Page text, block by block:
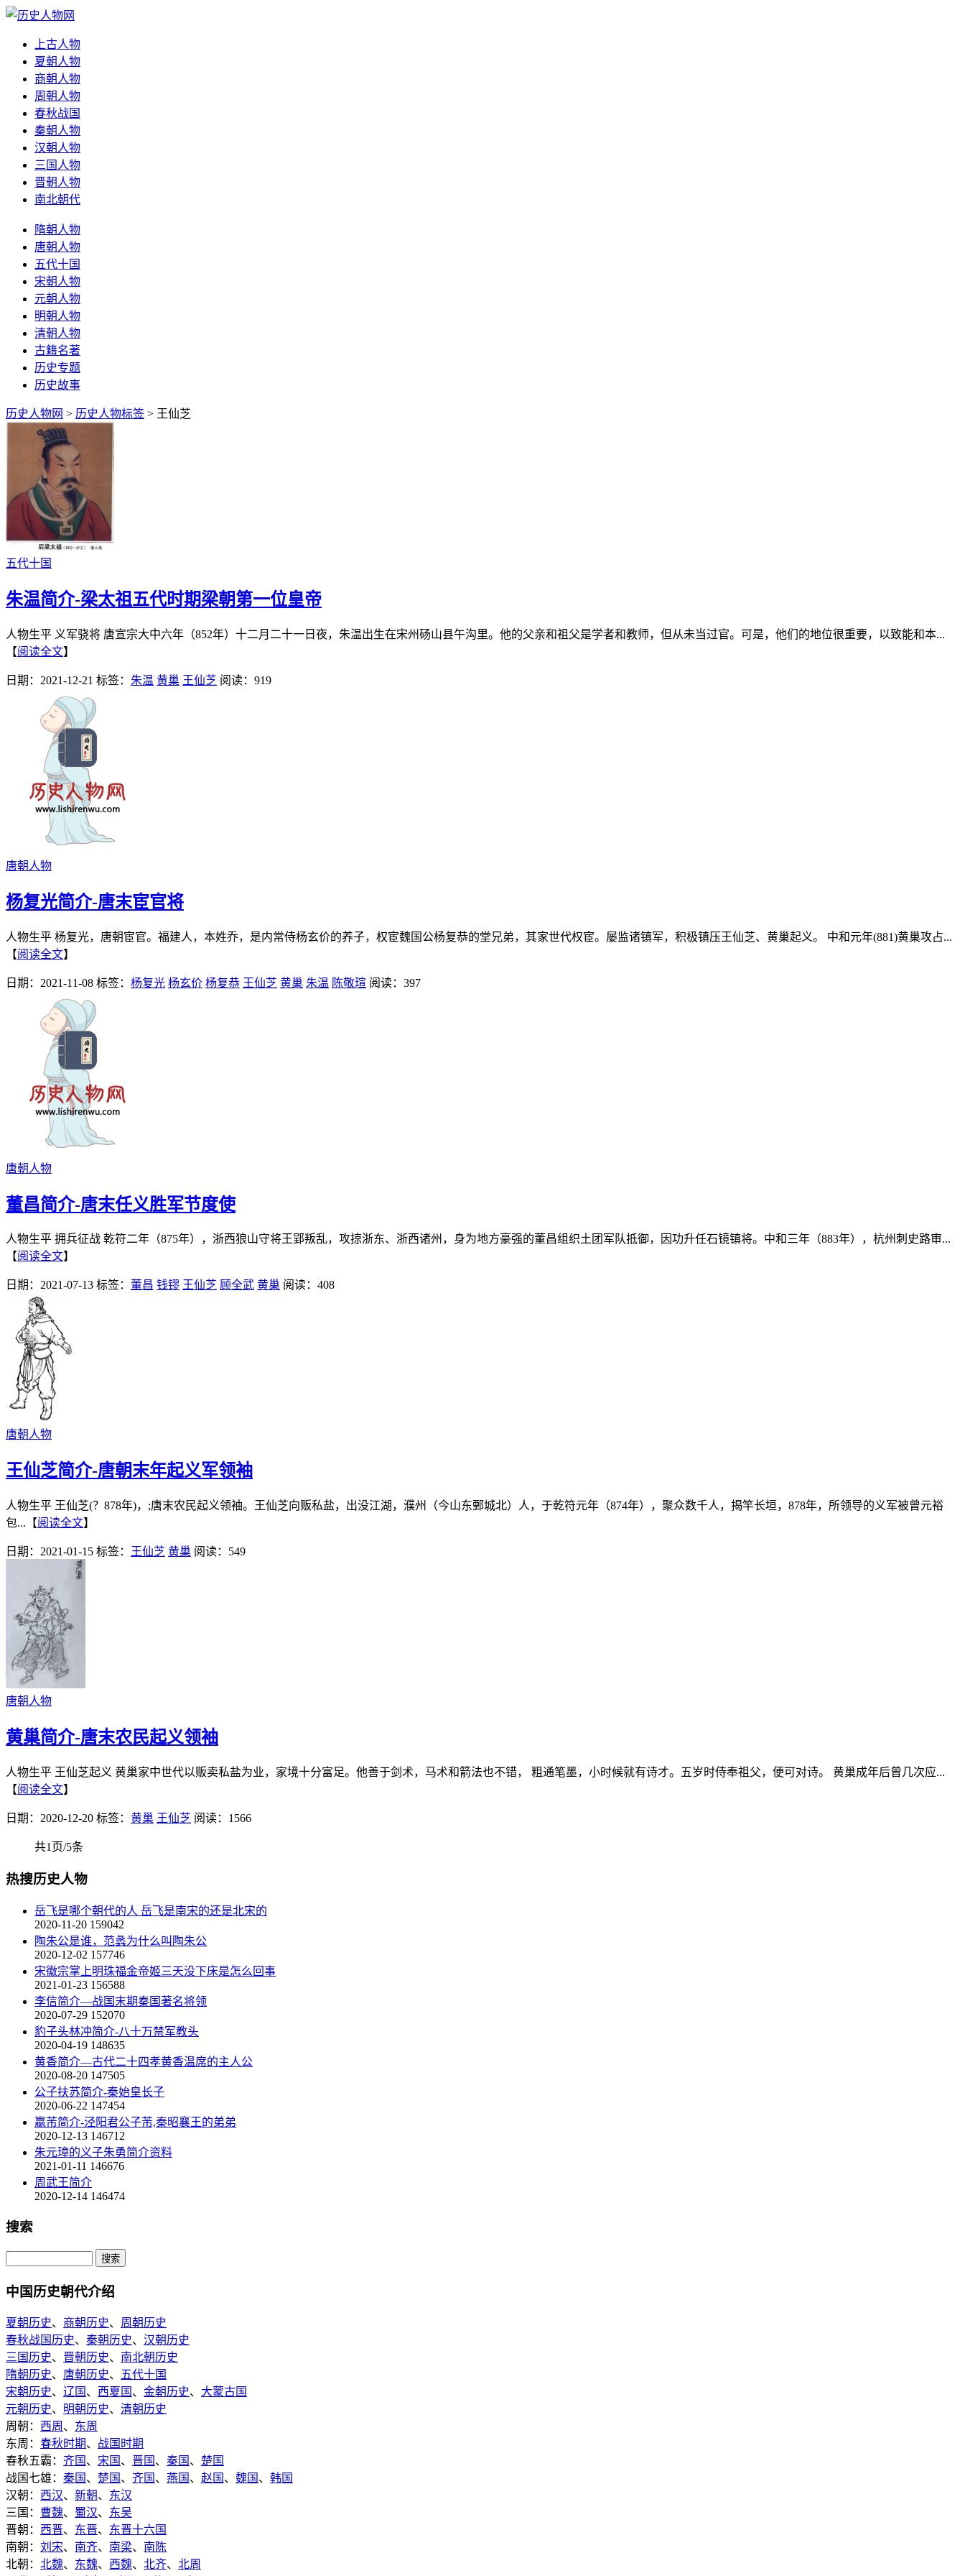
上古人物
夏朝人物
商朝人物
周朝人物
春秋战国
秦朝人物
汉朝人物
三国人物
晋朝人物
南北朝代
隋朝人物
唐朝人物
五代十国
宋朝人物
元朝人物
明朝人物
清朝人物
古籍名著
历史专题
历史故事
历史人物网 > 历史人物标签 > 王仙芝
五代十国
朱温简介-梁太祖五代时期梁朝第一位皇帝
人物生平 义军骁将 唐宣宗大中六年（852年）十二月二十一日夜，朱温出生在宋州砀山县午沟里。他的父亲和祖父是学者和教师，但从未当过官。可是，他们的地位很重要，以致能和本...
【阅读全文】
日期：2021-12-21 标签： 朱温 黄巢 王仙芝 阅读：919
唐朝人物
杨复光简介-唐末宦官将
人物生平 杨复光，唐朝宦官。福建人，本姓乔，是内常侍杨玄价的养子，权宦魏国公杨复恭的堂兄弟，其家世代权宦。屡监诸镇军，积极镇压王仙芝、黄巢起义。 中和元年(881)黄巢攻占...
【阅读全文】
日期：2021-11-08 标签： 杨复光 杨玄价 杨复恭 王仙芝 黄巢 朱温 陈敬瑄 阅读：397
唐朝人物
董昌简介-唐末任义胜军节度使
人物生平 拥兵征战 乾符二年（875年），浙西狼山守将王郢叛乱，攻掠浙东、浙西诸州，身为地方豪强的董昌组织土团军队抵御，因功升任石镜镇将。中和三年（883年），杭州刺史路审...
【阅读全文】
日期：2021-07-13 标签： 董昌 钱镠 王仙芝 顾全武 黄巢 阅读：408
唐朝人物
王仙芝简介-唐朝末年起义军领袖
人物生平 王仙芝(？878年)，;唐末农民起义领袖。王仙芝向贩私盐，出没江湖，濮州（今山东鄄城北）人，于乾符元年（874年），聚众数千人，揭竿长垣，878年，所领导的义军被曾元裕
包...【阅读全文】
日期：2021-01-15 标签： 王仙芝 黄巢 阅读：549
唐朝人物
黄巢简介-唐末农民起义领袖
人物生平 王仙芝起义 黄巢家中世代以贩卖私盐为业，家境十分富足。他善于剑术，马术和箭法也不错， 粗通笔墨，小时候就有诗才。五岁时侍奉祖父，便可对诗。 黄巢成年后曾几次应...
【阅读全文】
日期：2020-12-20 标签： 黄巢 王仙芝 阅读：1566
共1页/5条
热搜历史人物
岳飞是哪个朝代的人 岳飞是南宋的还是北宋的
2020-11-20 159042
陶朱公是谁，范蠡为什么叫陶朱公
2020-12-02 157746
宋徽宗掌上明珠福金帝姬三天没下床是怎么回事
2021-01-23 156588
李信简介—战国末期秦国著名将领
2020-07-29 152070
豹子头林冲简介-八十万禁军教头
2020-04-19 148635
黄香简介—古代二十四孝黄香温席的主人公
2020-08-20 147505
公子扶苏简介-秦始皇长子
2020-06-22 147454
嬴芾简介-泾阳君公子芾,秦昭襄王的弟弟
2020-12-13 146712
朱元璋的义子朱勇简介资料
2021-01-11 146676
周武王简介
2020-12-14 146474
搜索
中国历史朝代介绍
夏朝历史、 商朝历史、 周朝历史
春秋战国历史、 秦朝历史、 汉朝历史
三国历史、 晋朝历史、 南北朝历史
隋朝历史、 唐朝历史、
五代十国
宋朝历史、 辽国 、 西夏国 、 金朝历史、 大蒙古国
元朝历史、 明朝历史、 清朝历史
周朝： 西周 、 东周
东周： 春秋时期、 战国时期
春秋五霸： 齐国 、 宋国 、 晋国 、 秦国 、 楚国
战国七雄： 秦国 、 楚国 、 齐国 、 燕国 、 赵国 、 魏国 、 韩国
汉朝： 西汉、 新朝、 东汉
三国： 曹魏、 蜀汉、 东吴
晋朝： 西晋、 东晋、 东晋十六国
南朝： 刘宋、 南齐、 南梁、 南陈
北朝： 北魏、 东魏、 西魏、 北齐、 北周